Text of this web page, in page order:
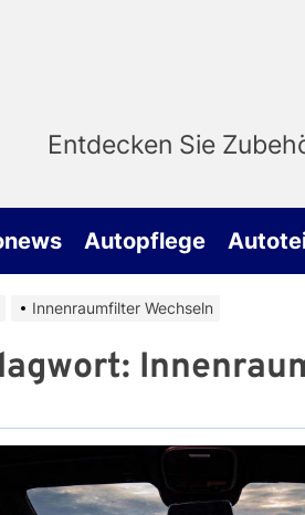
Entdecken Sie
Autopflege
Innenraumfilter Wechseln